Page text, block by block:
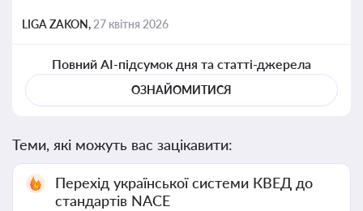
LIGA ZAKON, 27 квітня 2026
Повний AI-підсумок дня та статті-джерела
ОЗНАЙОМИТИСЯ
Теми, які можуть вас зацікавити:
Перехід української системи КВЕД до
стандартів NACE